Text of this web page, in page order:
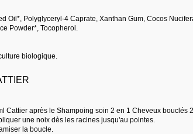
Oil*, Polyglyceryl-4 Caprate, Xanthan Gum, Cocos
Powder*, Tocopherol.
biologique.
Cattier après le Shampoing soin 2 en 1 Cheveux bouclés
une noix dès les racines jusqu'au pointes.
la boucle.